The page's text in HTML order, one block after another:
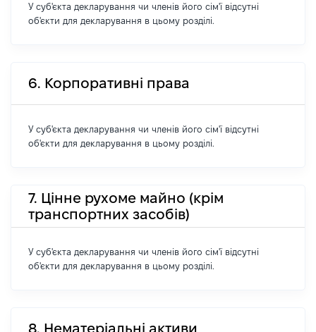
У суб'єкта декларування чи членів його сім'ї відсутні
об'єкти для декларування в цьому розділі.
6. Корпоративні права
У суб'єкта декларування чи членів його сім'ї відсутні
об'єкти для декларування в цьому розділі.
7. Цінне рухоме майно (крім
транспортних засобів)
У суб'єкта декларування чи членів його сім'ї відсутні
об'єкти для декларування в цьому розділі.
8. Нематеріальні активи